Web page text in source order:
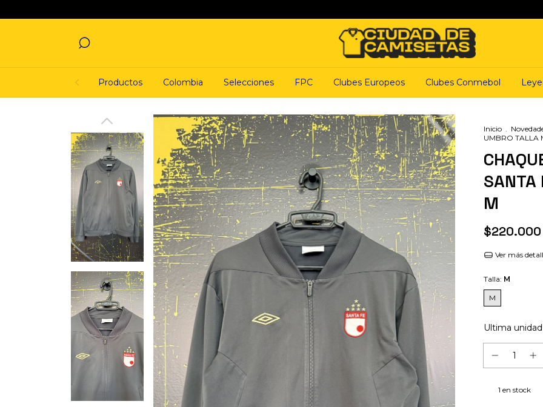
Productos Colombia Selecciones FPC Clubes Europeos Clubes Conmebol
Inicio .
UMBRO TALLA
SANTA
M
$220.000
Ver más
Talla: M
M
Ultima
1 en stock